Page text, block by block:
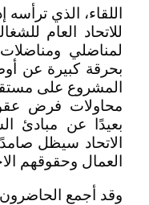
اللقاء، الذي
للاتحاد العام
لمناضلي
بحرقة كبيرة عن
المشروع على
محاولات فرض
بعيدًا عن مبادئ
الاتحاد سيظل
العمال وحقوقهم
وقد أجمع